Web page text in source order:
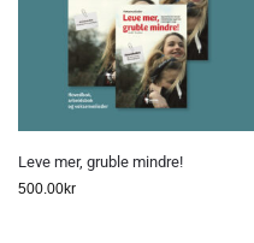
Leve mer, gruble mindre!
500.00kr